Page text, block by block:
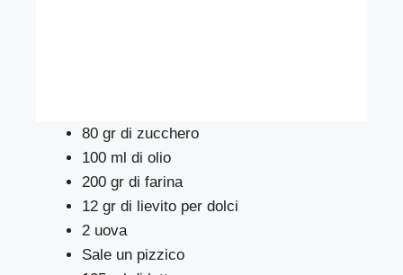
80 gr di zucchero
100 ml di olio
200 gr di farina
12 gr di lievito per dolci
2 uova
Sale un pizzico